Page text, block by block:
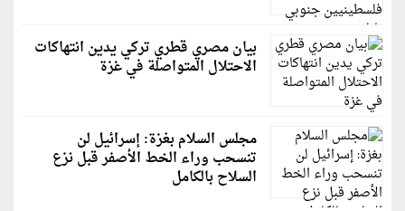
بيان مصري قطري تركي يدين انتهاكات
الاحتلال المتواصلة في غزة
مجلس السلام بغزة: إسرائيل لن
تنسحب وراء الخط الأصفر قبل نزع
السلاح بالكامل